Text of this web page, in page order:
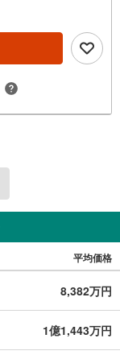
平均価格
8,382万円
1億1,443万円